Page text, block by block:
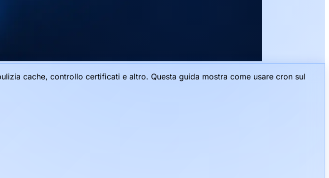
cache, controllo certificati e altro. Questa guida mostra come usare cron sul